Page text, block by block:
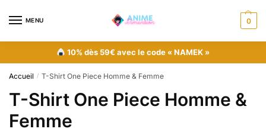
MENU 0
10% dès 59€ avec le code « NAMEK »
Accueil / T-Shirt One Piece Homme & Femme
T-Shirt One Piece Homme &
Femme